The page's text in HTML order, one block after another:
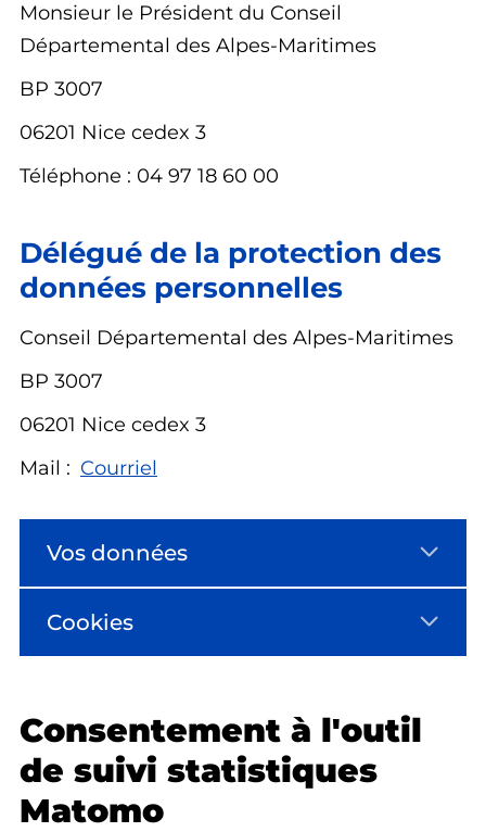
Monsieur le Président du Conseil
Départemental des Alpes-Maritimes
BP 3007
06201 Nice cedex 3
Téléphone : 04 97 18 60 00
Délégué de la protection des
données personnelles
Conseil Départemental des Alpes-Maritimes
BP 3007
06201 Nice cedex 3
Mail : Courriel
Vos données
Cookies
Consentement à l'outil
de suivi statistiques
Matomo